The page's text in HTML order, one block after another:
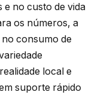
e no custo de vida
os números, a
consumo de
local e
suporte rápido